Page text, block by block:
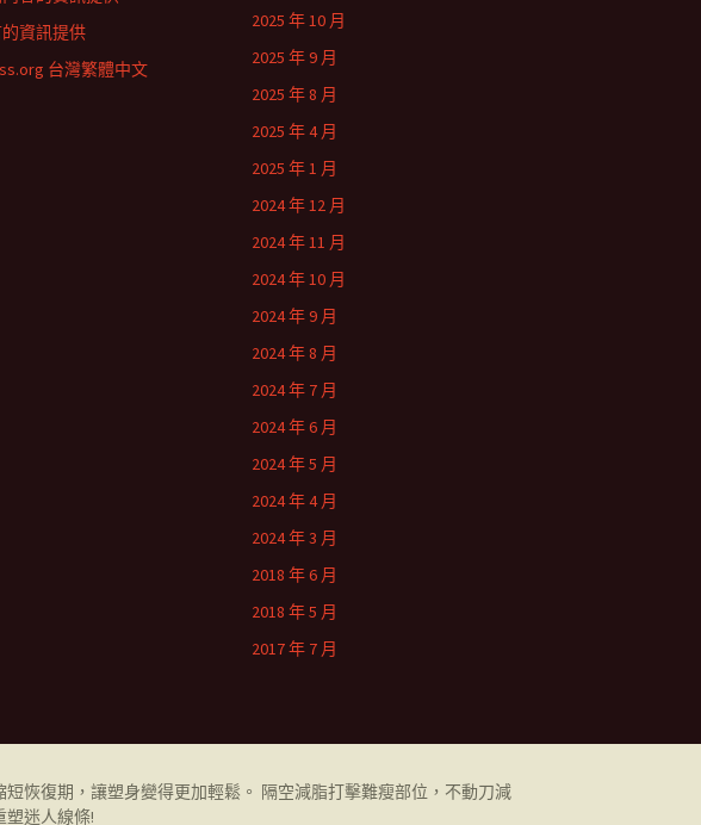
2025 年 10 月
2025 年 9 月
2025 年 8 月
2025 年 4 月
2025 年 1 月
2024 年 12 月
2024 年 11 月
2024 年 10 月
2024 年 9 月
2024 年 8 月
2024 年 7 月
2024 年 6 月
2024 年 5 月
2024 年 4 月
2024 年 3 月
2018 年 6 月
2018 年 5 月
2017 年 7 月
資訊提供
台灣繁體中文
恢復期，讓塑身變得更加輕鬆。 隔空減脂打擊難瘦部位，不動刀減
塑迷人線條!